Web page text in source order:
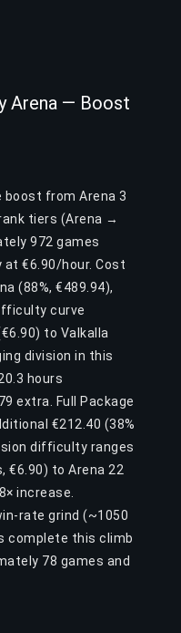
Arena — Boost
boost from Arena 3
tiers (Arena →
972 games
€6.90/hour. Cost
(88%, €489.94),
curve
to Valkalla
division in this
hours
extra. Full Package
€212.40 (38%
difficulty ranges
€6.90) to Arena 22
increase.
rate grind (~1050
complete this climb
78 games and